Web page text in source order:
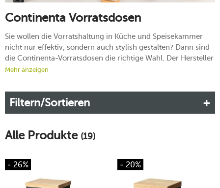
Continenta Vorratsdosen
Sie wollen die Vorratshaltung in Küche und Speisekammer
nicht nur effektiv, sondern auch stylish gestalten? Dann sind
die Continenta-Vorratsdosen die richtige Wahl. Der Hersteller
aus Freiburg steht für hochwertige Küchen- und
Funktionalität Maßstäbe. Bei tischwelt entdecken Sie die
edlen Continenta-Vorratsdosen aus Keramik sowie Holz und
bereichern Ihr Zuhause.
Mehr anzeigen
Filtern/Sortieren
Alle Produkte (19)
- 26% - 20%